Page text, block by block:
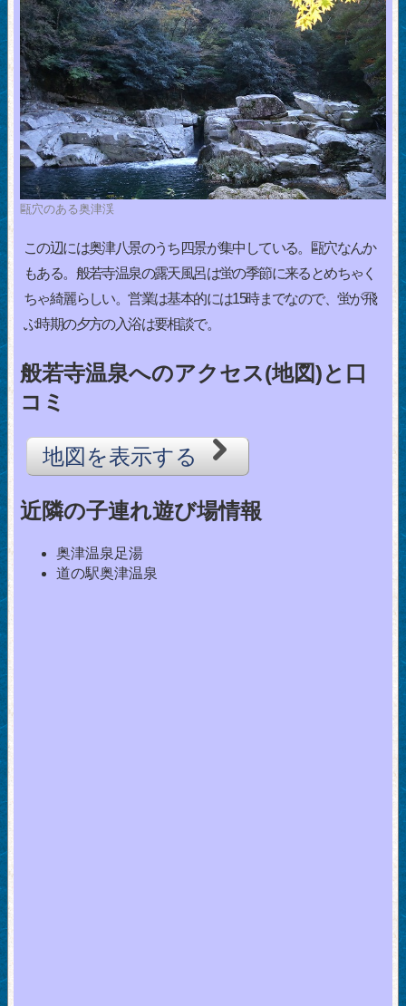
甌穴のある奥津渓
この辺には奥津八景のうち四景が集中している。甌穴なんか
もある。般若寺温泉の露天風呂は蛍の季節に来るとめちゃく
ちゃ綺麗らしい。営業は基本的には15時までなので、蛍が飛
ぶ時期の夕方の入浴は要相談で。
般若寺温泉へのアクセス(地図)と口
コミ
地図を表示する
近隣の子連れ遊び場情報
奥津温泉足湯
道の駅奥津温泉